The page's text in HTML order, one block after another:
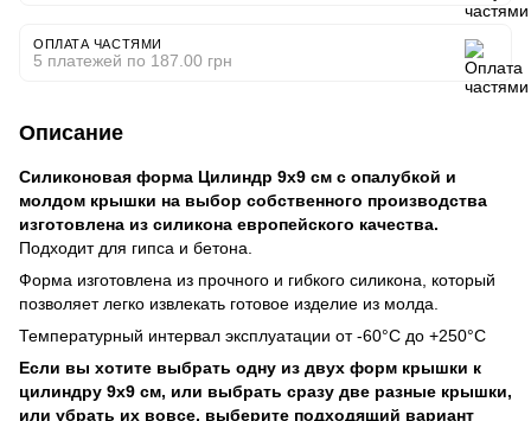
ОПЛАТА ЧАСТЯМИ
5 платежей по 187.00 грн
Описание
Силиконовая форма Цилиндр 9х9 см с опалубкой и
молдом крышки на выбор собственного производства
изготовлена из силикона европейского качества.
Подходит для гипса и бетона.
Форма изготовлена из прочного и гибкого силикона, который
позволяет легко извлекать готовое изделие из молда.
Температурный интервал эксплуатации от -60°C до +250°C
Если вы хотите выбрать одну из двух форм крышки к
цилиндру 9х9 см, или выбрать сразу две разные крышки,
или убрать их вовсе, выберите подходящий вариант